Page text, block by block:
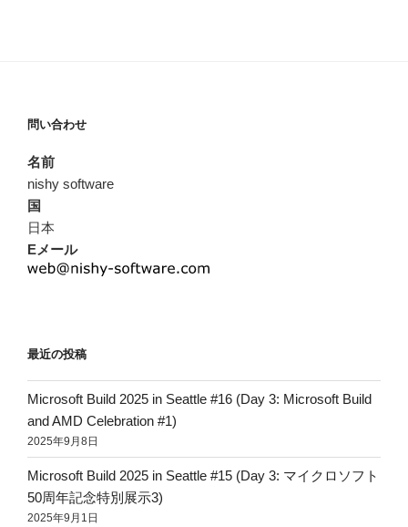
問い合わせ
名前
nishy software
国
日本
Eメール
最近の投稿
Microsoft Build 2025 in Seattle #16 (Day 3: Microsoft Build
and AMD Celebration #1)
2025年9月8日
Microsoft Build 2025 in Seattle #15 (Day 3: マイクロソフト
50周年記念特別展示3)
2025年9月1日